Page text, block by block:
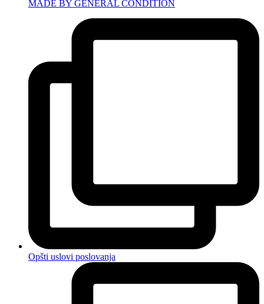
MADE BY GENERAL CONDITION
Opšti uslovi poslovanja